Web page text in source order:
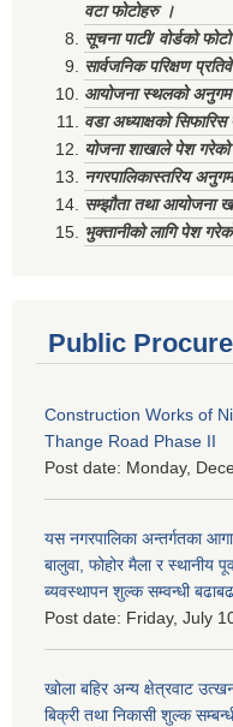
वटा फोटोहरु ।
सूचना पाटी/ वोर्डको
सार्वजनिक परिक्षण
आयोजना स्थलको
वडा अध्याक्षको
योजना शाखाले पेश
नगरपालिकास्तरिय
सम्झौता तथा आयोजना
भुक्तानीको लागि पेश
Public
Construction Works of
Thange Road Phase II
Post date: Monday,
यस नगरपालिका अन्तर्गतका
बालुवा, फोहोर मैला र स्थानीय
ब्यवस्थापन शुल्क सम्वन्धी
Post date: Friday, July
खोला बहिर अन्य क्षेत्रवाट
बिक्री तथा निकासी शुल्क